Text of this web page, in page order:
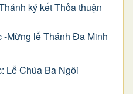
ký kết Thỏa thuận
-Mừng lễ Thánh Đa Minh
Lễ Chúa Ba Ngôi